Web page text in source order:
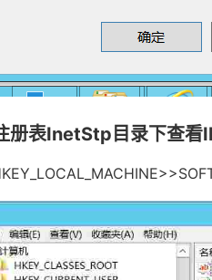
册表InetStp 目录下查看